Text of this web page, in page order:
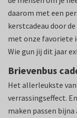
daarom met een
kerstcadeau door
met onze favoriete
Wie gun jij dit jaar
Brievenbus
Het allerleukste
verrassingseffect.
maken passen